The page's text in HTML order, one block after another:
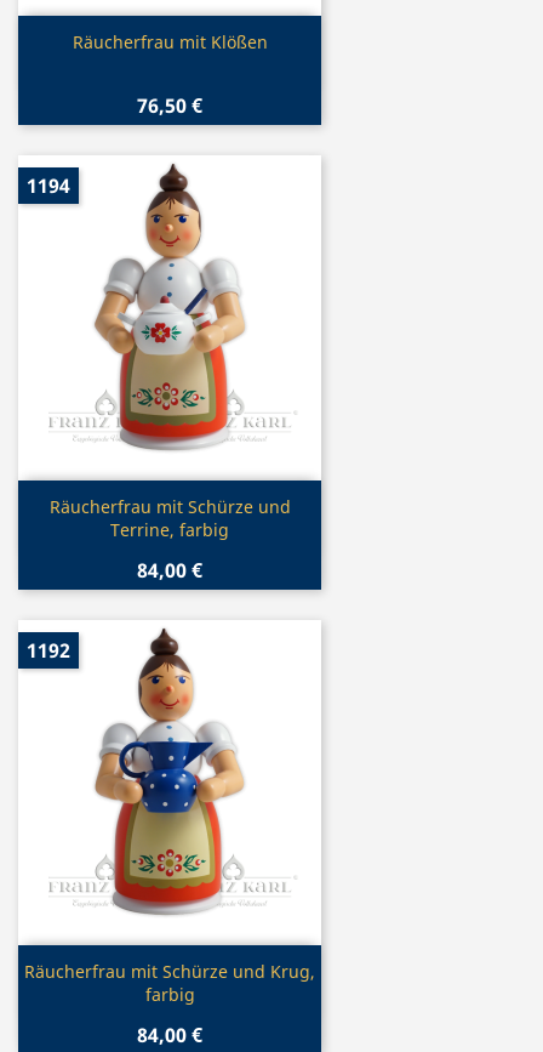
Vorschau
Räucherfrau mit Klößen
76,50 €
Vorschau
Räucherfrau mit Schürze und
Terrine, farbig
84,00 €
1194
Vorschau
Räucherfrau mit Schürze und Krug,
farbig
84,00 €
1192